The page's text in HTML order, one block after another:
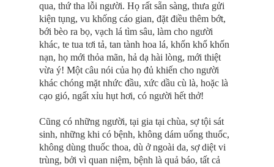
qua, thứ tha lỗi người. Họ rất sẵn sàng, thưa gửi
kiện tụng, vu khống cáo gian, đặt điều thêm bớt,
bới bèo ra bọ, vạch lá tìm sâu, làm cho người
khác, te tua tơi tả, tan tành hoa lá, khốn khổ khốn
nạn, họ mới thỏa mãn, hả dạ hài lòng, mới thiệt
vừa ý! Một câu nói của họ đủ khiến cho người
khác chóng mặt nhức đầu, xức dầu cù là, hoặc là
cạo gió, ngất xỉu hụt hơi, có người hết thở!
Cũng có những người, tại gia tại chùa, sợ tội sát
sinh, những khi có bệnh, không dám uống thuốc,
không dùng thuốc thoa, dù ở ngoài da, sợ diệt vi
trùng, bởi vì quan niệm, bệnh là quả báo, tất cả